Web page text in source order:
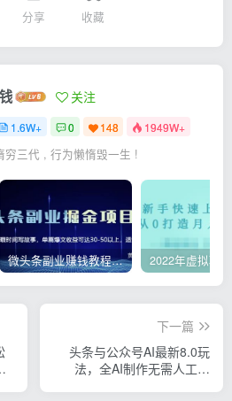
分享 收藏
关注
1.6W+ 0 148 1949W+
穷三代 , 行为懒惰毁一生 !
微头条副业赚钱教程，项目单号单天做到50-100+收益
下一篇
头条与公众号AI最新8.0玩
法，全AI制作无需人工修